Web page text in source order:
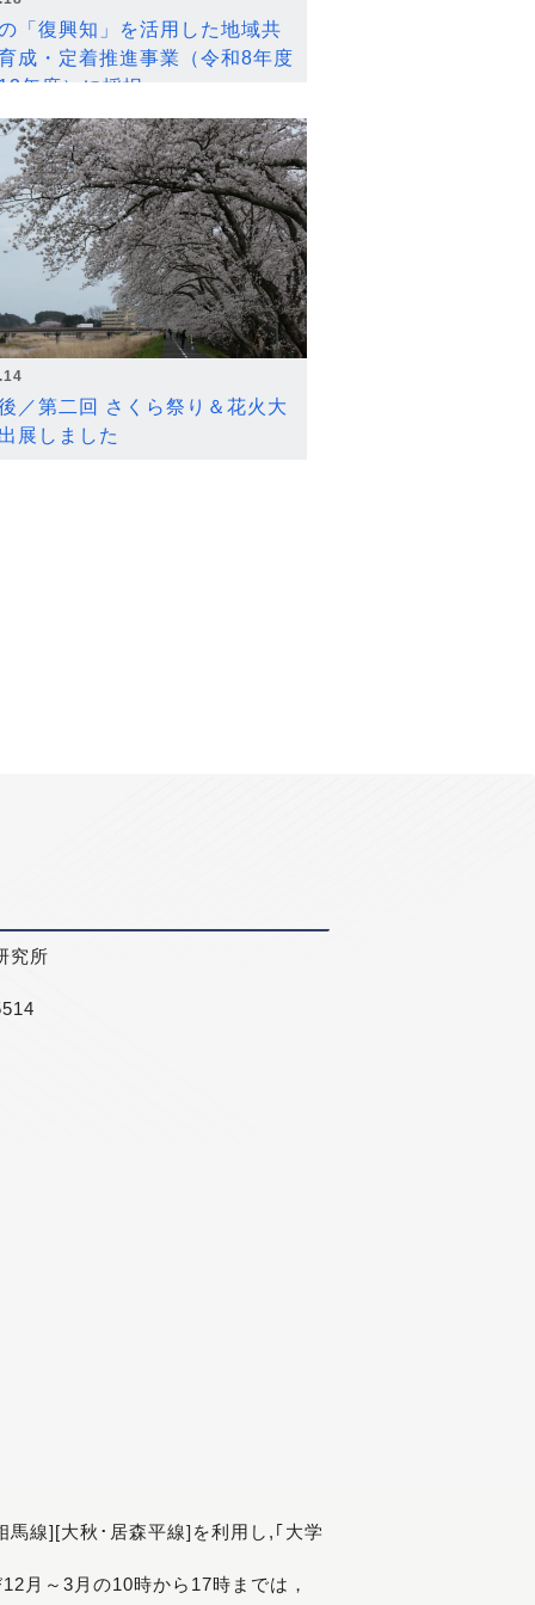
「復興知」を活用した地域共
成・定着推進事業（令和8年度
年度）に採択
／第二回 さくら祭り＆花火大
展しました
究所
線][大秋･居森平線]を利用し,｢大学
月～3月の10時から17時までは，